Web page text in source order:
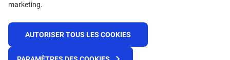
marketing.
AUTORISER TOUS LES COOKIES
© 2025 APOK